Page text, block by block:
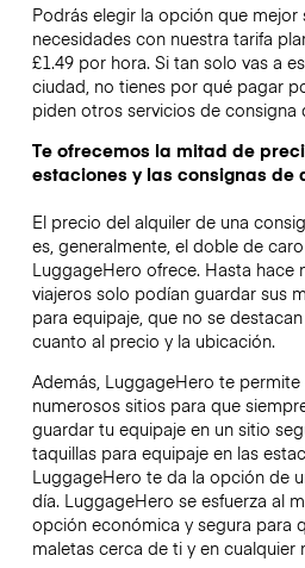
Podrás elegir la opción que mejor
necesidades con nuestra tarifa
£1.49 por hora. Si tan solo vas a
ciudad, no tienes por qué pagar
piden otros servicios de consigna
Te ofrecemos la mitad de
estaciones y las consignas de
El precio del alquiler de una
es, generalmente, el doble de
LuggageHero ofrece. Hasta hace
viajeros solo podían guardar sus
para equipaje, que no se
cuanto al precio y la ubicación.
Además, LuggageHero te
numerosos sitios para que
guardar tu equipaje en un sitio
taquillas para equipaje en las
LuggageHero te da la opción de
día. LuggageHero se esfuerza al
opción económica y segura para
maletas cerca de ti y en cualquier